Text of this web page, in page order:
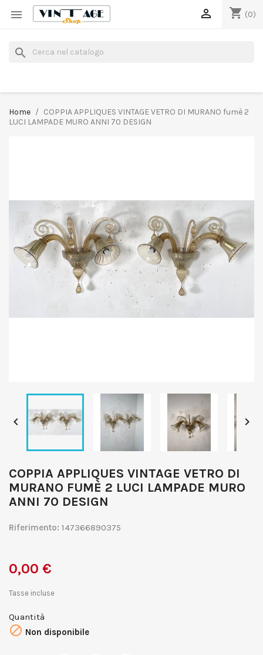
 shopping_cart (0)

search
Home
COPPIA APPLIQUES VINTAGE VETRO DI MURANO fumè 2
LUCI LAMPADE MURO ANNI 70 DESIGN
 
COPPIA APPLIQUES VINTAGE VETRO DI
MURANO FUMÈ 2 LUCI LAMPADE MURO
ANNI 70 DESIGN
Riferimento: 147366890375
0,00 €
Tasse incluse
Quantità
 Non disponibile